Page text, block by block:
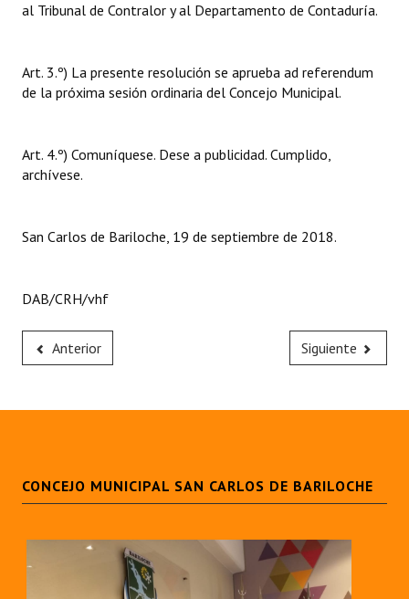
al Tribunal de Contralor y al Departamento de Contaduría.
Art. 3.º) La presente resolución se aprueba ad referendum
de la próxima sesión ordinaria del Concejo Municipal.
Art. 4.º) Comuníquese. Dese a publicidad. Cumplido,
archívese.
San Carlos de Bariloche, 19 de septiembre de 2018.
DAB/CRH/vhf
Anterior Siguiente
CONCEJO MUNICIPAL SAN CARLOS DE BARILOCHE